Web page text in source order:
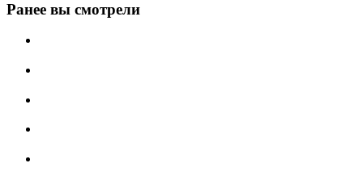
Ранее вы смотрели